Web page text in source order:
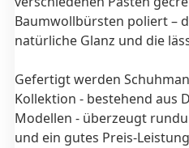
Baumwollbürsten poliert –
natürliche Glanz und die
Gefertigt werden
Kollektion - bestehend aus
Modellen - überzeugt
und ein gutes Preis-